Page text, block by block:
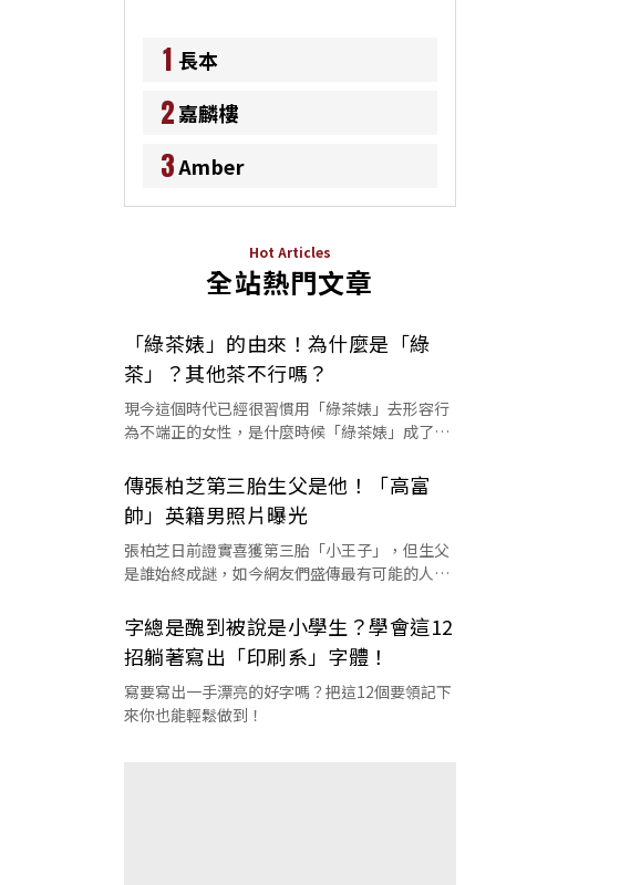
1 長本
2嘉麟樓
3Amber
Hot Articles
全站熱門文章
「綠茶婊」的由來！為什麼是「綠
茶」？其他茶不行嗎？
現今這個時代已經很習慣用「綠茶婊」去形容行
為不端正的女性，是什麼時候「綠茶婊」成了罵
傳張柏芝第三胎生父是他！「高富
帥」英籍男照片曝光
張柏芝日前證實喜獲第三胎「小王子」，但生父
是誰始終成謎，如今網友們盛傳最有可能的人選
字總是醜到被說是小學生？學會這12
招躺著寫出「印刷系」字體！
寫要寫出一手漂亮的好字嗎？把這12個要領記下
來你也能輕鬆做到！